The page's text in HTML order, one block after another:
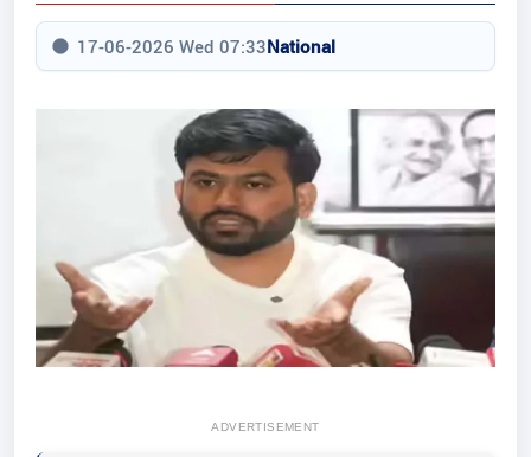
17-06-2026 Wed 07:33National
ADVERTISEMENT